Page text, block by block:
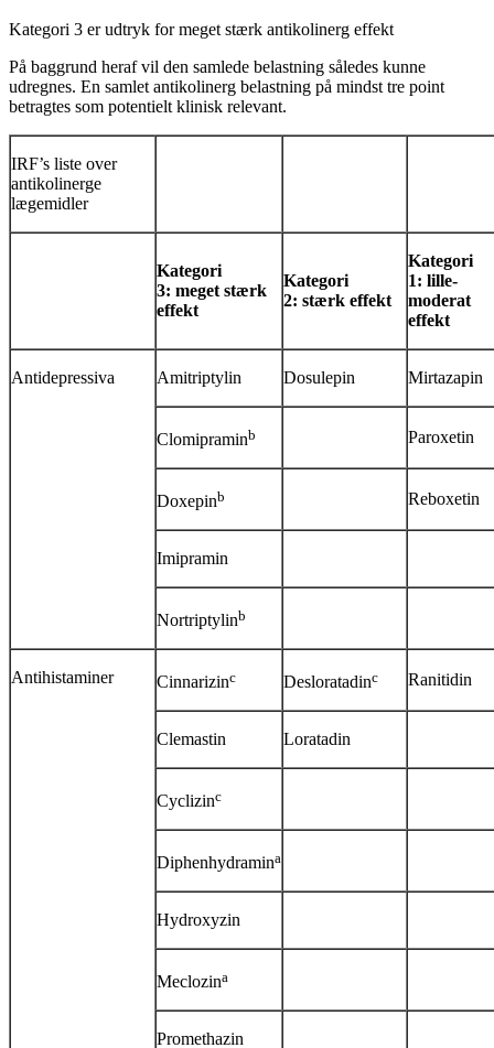
Kategori 3 er udtryk for meget stærk antikolinerg effekt
På baggrund heraf vil den samlede belastning således kunne
udregnes. En samlet antikolinerg belastning på mindst tre point
betragtes som potentielt klinisk relevant.
IRF’s liste over
antikolinerge
lægemidler
Kategori
3: meget stærk
effekt
Kategori
2: stærk effekt
Kategori
1: lille-
moderat
effekt
Antidepressiva Amitriptylin Dosulepin Mirtazapin
Clomipraminb Paroxetin
Doxepinb Reboxetin
Imipramin
Nortriptylinb
Antihistaminer Cinnarizinc Desloratadinc Ranitidin
Clemastin Loratadin
Cyclizinc
Diphenhydramina
Hydroxyzin
Meclozina
Promethazin